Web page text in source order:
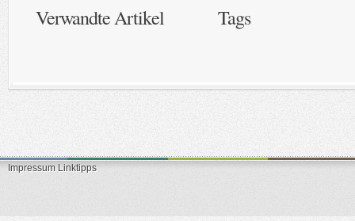
Verwandte Artikel Tags
Impressum Linktipps